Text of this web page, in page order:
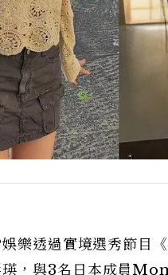
樂透過實境選秀節目
瑛，與3名日本成員